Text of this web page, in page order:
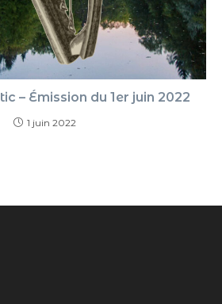
– Émission du 1er juin 2022
1 juin 2022